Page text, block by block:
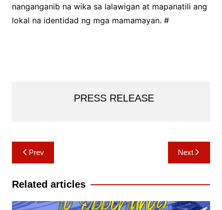
nanganganib na wika sa lalawigan at mapanatili ang
lokal na identidad ng mga mamamayan. #
PRESS RELEASE
Post
navigation
Prev Next
Related articles